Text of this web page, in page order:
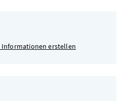
Informationen erstellen